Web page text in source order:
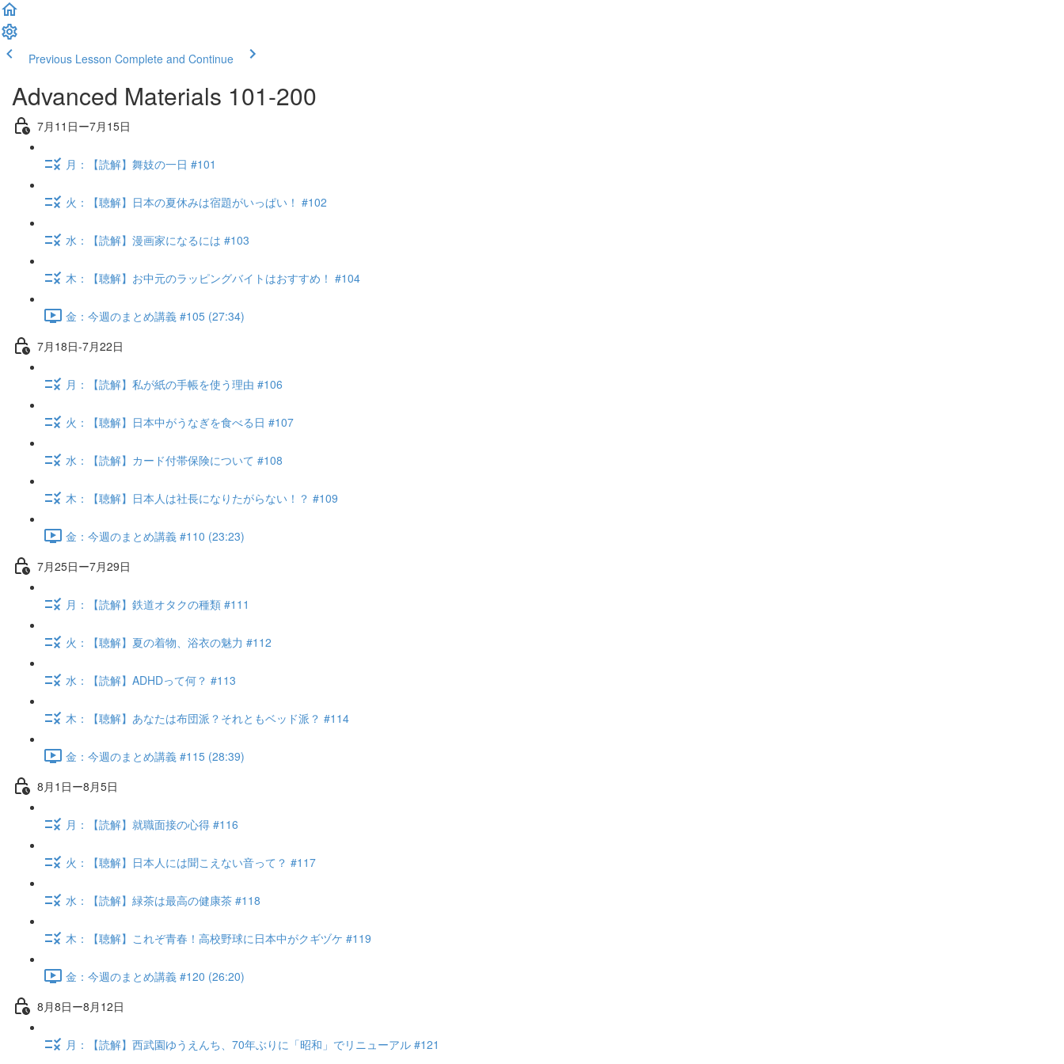
Previous Lesson Complete and Continue
Advanced Materials 101-200
7月11日ー7月15日
月：【読解】舞妓の一日 #101
火：【聴解】日本の夏休みは宿題がいっぱい！ #102
水：【読解】漫画家になるには #103
木：【聴解】お中元のラッピングバイトはおすすめ！ #104
金：今週のまとめ講義 #105 (27:34)
7月18日-7月22日
月：【読解】私が紙の手帳を使う理由 #106
火：【聴解】日本中がうなぎを食べる日 #107
水：【読解】カード付帯保険について #108
木：【聴解】日本人は社長になりたがらない！？ #109
金：今週のまとめ講義 #110 (23:23)
7月25日ー7月29日
月：【読解】鉄道オタクの種類 #111
火：【聴解】夏の着物、浴衣の魅力 #112
水：【読解】ADHDって何？ #113
木：【聴解】あなたは布団派？それともベッド派？ #114
金：今週のまとめ講義 #115 (28:39)
8月1日ー8月5日
月：【読解】就職面接の心得 #116
火：【聴解】日本人には聞こえない音って？ #117
水：【読解】緑茶は最高の健康茶 #118
木：【聴解】これぞ青春！高校野球に日本中がクギヅケ #119
金：今週のまとめ講義 #120 (26:20)
8月8日ー8月12日
月：【読解】西武園ゆうえんち、70年ぶりに「昭和」でリニューアル #121